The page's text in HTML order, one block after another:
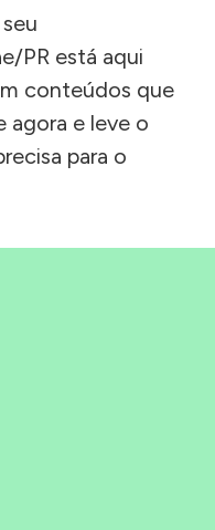
PR está aqui
conteúdos que
agora e leve o
para o